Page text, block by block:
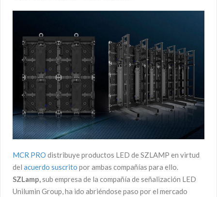
MCR PRO distribuye productos LED de SZLAMP en virtud
del acuerdo suscrito por ambas compañías para ello.
SZLamp, sub empresa de la compañía de señalización LED
Unilumin Group, ha ido abriéndose paso por el mercado